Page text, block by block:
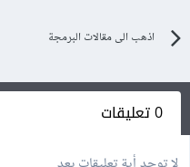
اذهب الى مقالات البرمجة
0 تعليقات